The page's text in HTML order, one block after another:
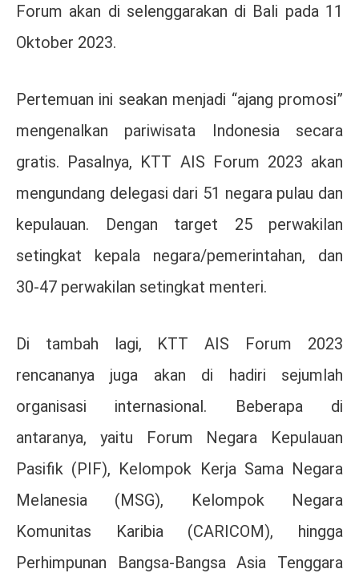
Forum akan di selenggarakan di Bali pada 11
Oktober 2023.
Pertemuan ini seakan menjadi “ajang promosi”
mengenalkan pariwisata Indonesia secara
gratis. Pasalnya, KTT AIS Forum 2023 akan
mengundang delegasi dari 51 negara pulau dan
kepulauan. Dengan target 25 perwakilan
setingkat kepala negara/pemerintahan, dan
30-47 perwakilan setingkat menteri.
Di tambah lagi, KTT AIS Forum 2023
rencananya juga akan di hadiri sejumlah
organisasi internasional. Beberapa di
antaranya, yaitu Forum Negara Kepulauan
Pasifik (PIF), Kelompok Kerja Sama Negara
Melanesia (MSG), Kelompok Negara
Komunitas Karibia (CARICOM), hingga
Perhimpunan Bangsa-Bangsa Asia Tenggara